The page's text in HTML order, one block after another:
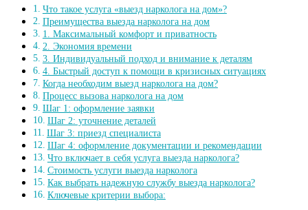
Что такое услуга «выезд нарколога на дом»?
Преимущества выезда нарколога на дом
1. Максимальный комфорт и приватность
2. Экономия времени
3. Индивидуальный подход и внимание к деталям
4. Быстрый доступ к помощи в кризисных ситуациях
Когда необходим выезд нарколога на дом?
Процесс вызова нарколога на дом
Шаг 1: оформление заявки
Шаг 2: уточнение деталей
Шаг 3: приезд специалиста
Шаг 4: оформление документации и рекомендации
Что включает в себя услуга выезда нарколога?
Стоимость услуги выезда нарколога
Как выбрать надежную службу выезда нарколога?
Ключевые критерии выбора: